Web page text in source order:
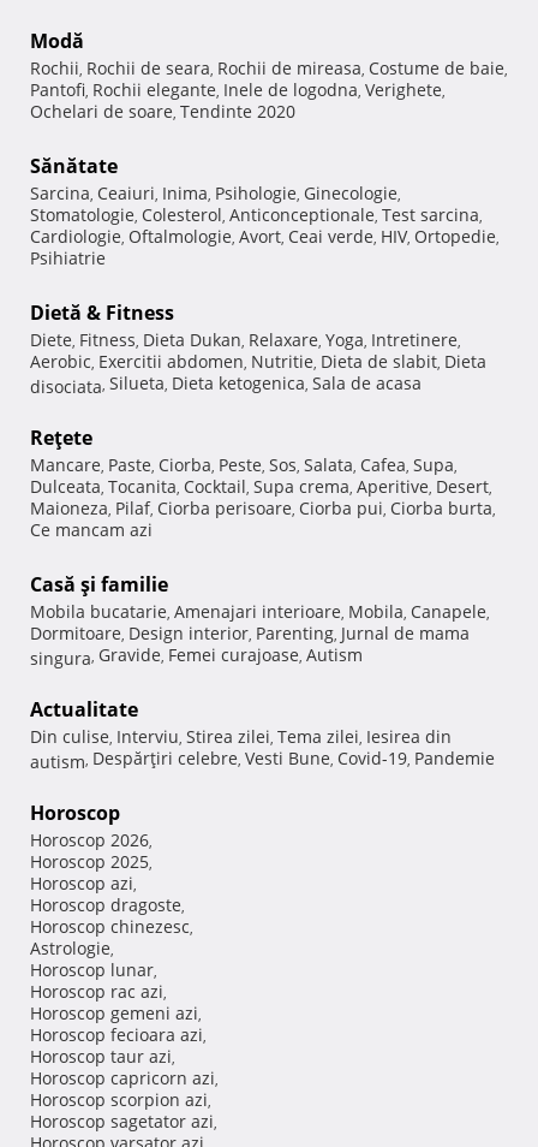
Modă
Rochii, Rochii de seara, Rochii de mireasa, Costume de baie,
Pantofi, Rochii elegante, Inele de logodna, Verighete,
Ochelari de soare, Tendinte 2020
Sănătate
Sarcina, Ceaiuri, Inima, Psihologie, Ginecologie,
Stomatologie, Colesterol, Anticonceptionale, Test sarcina,
Cardiologie, Oftalmologie, Avort, Ceai verde, HIV, Ortopedie,
Psihiatrie
Dietă & Fitness
Diete, Fitness, Dieta Dukan, Relaxare, Yoga, Intretinere,
Aerobic, Exercitii abdomen, Nutritie, Dieta de slabit, Dieta
disociata, Silueta, Dieta ketogenica, Sala de acasa
Reţete
Mancare, Paste, Ciorba, Peste, Sos, Salata, Cafea, Supa,
Dulceata, Tocanita, Cocktail, Supa crema, Aperitive, Desert,
Maioneza, Pilaf, Ciorba perisoare, Ciorba pui, Ciorba burta,
Ce mancam azi
Casă şi familie
Mobila bucatarie, Amenajari interioare, Mobila, Canapele,
Dormitoare, Design interior, Parenting, Jurnal de mama
singura, Gravide, Femei curajoase, Autism
Actualitate
Din culise, Interviu, Stirea zilei, Tema zilei, Iesirea din
autism, Despărţiri celebre, Vesti Bune, Covid-19, Pandemie
Horoscop
Horoscop 2026,
Horoscop 2025,
Horoscop azi,
Horoscop dragoste,
Horoscop chinezesc,
Astrologie,
Horoscop lunar,
Horoscop rac azi,
Horoscop gemeni azi,
Horoscop fecioara azi,
Horoscop taur azi,
Horoscop capricorn azi,
Horoscop scorpion azi,
Horoscop sagetator azi,